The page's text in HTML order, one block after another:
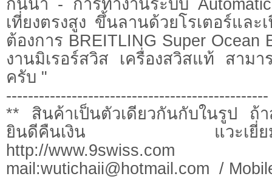
กันน้ำ - การทำงานระบบ
เที่ยงตรงสูง ขึ้นลานด้วยโรเตอร์และ
ต้องการ BREITLING Super Ocean
งานมิเรอร์สวิส เครื่องสวิสแท้ สาม
ครับ "
------------------------------------------------
** สินค้าเป็นตัวเดียวกันกับในรูป ถ้า
ยินดีคืนเงิน แวะเยี่ยมชม
http://
mail:wutichaii@hotmail.com /